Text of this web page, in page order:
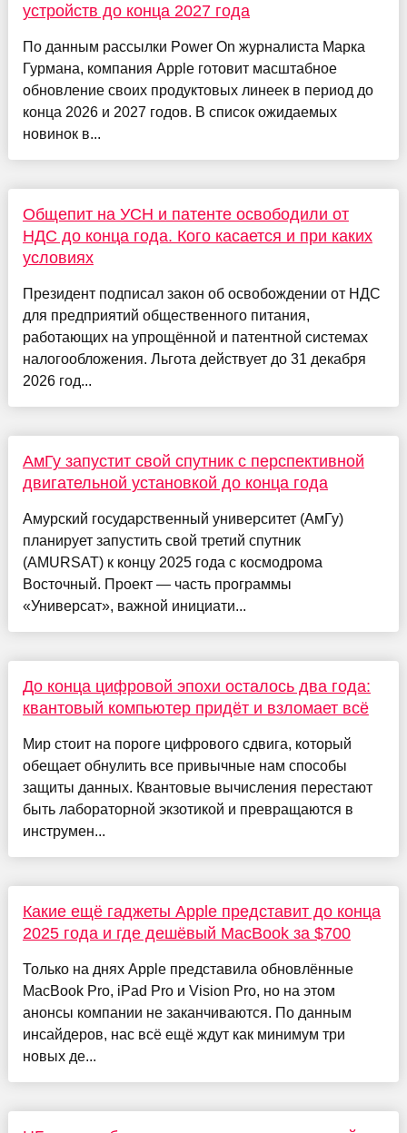
устройств до конца 2027 года
По данным рассылки Power On журналиста Марка
Гурмана, компания Apple готовит масштабное
обновление своих продуктовых линеек в период до
конца 2026 и 2027 годов. В список ожидаемых
новинок в...
Общепит на УСН и патенте освободили от
НДС до конца года. Кого касается и при каких
условиях
Президент подписал закон об освобождении от НДС
для предприятий общественного питания,
работающих на упрощённой и патентной системах
налогообложения. Льгота действует до 31 декабря
2026 год...
АмГу запустит свой спутник с перспективной
двигательной установкой до конца года
Амурский государственный университет (АмГу)
планирует запустить свой третий спутник
(AMURSAT) к концу 2025 года с космодрома
Восточный. Проект — часть программы
«Универсат», важной инициати...
До конца цифровой эпохи осталось два года:
квантовый компьютер придёт и взломает всё
Мир стоит на пороге цифрового сдвига, который
обещает обнулить все привычные нам способы
защиты данных. Квантовые вычисления перестают
быть лабораторной экзотикой и превращаются в
инструмен...
Какие ещё гаджеты Apple представит до конца
2025 года и где дешёвый MacBook за $700
Только на днях Apple представила обновлённые
MacBook Pro, iPad Pro и Vision Pro, но на этом
анонсы компании не заканчиваются. По данным
инсайдеров, нас всё ещё ждут как минимум три
новых де...